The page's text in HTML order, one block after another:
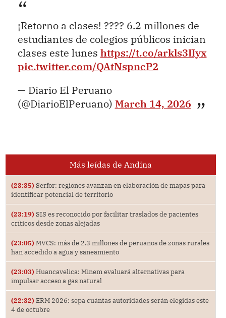
¡Retorno a clases! ???? 6.2 millones de
estudiantes de colegios públicos inician
clases este lunes https://t.co/arkls3IIyx
pic.twitter.com/QAtNspncP2
— Diario El Peruano
(@DiarioElPeruano) March 14, 2026
Más leídas de Andina
(23:35) Serfor: regiones avanzan en elaboración de mapas para
identificar potencial de territorio
(23:19) SIS es reconocido por facilitar traslados de pacientes
críticos desde zonas alejadas
(23:05) MVCS: más de 2.3 millones de peruanos de zonas rurales
han accedido a agua y saneamiento
(23:03) Huancavelica: Minem evaluará alternativas para
impulsar acceso a gas natural
(22:32) ERM 2026: sepa cuántas autoridades serán elegidas este
4 de octubre